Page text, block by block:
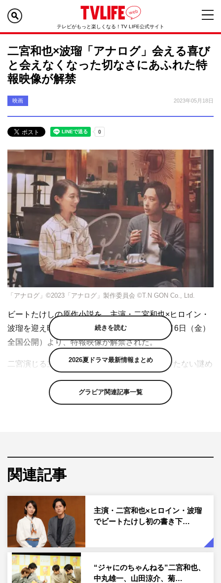
テレビがもっと楽しくなる！TV LIFE公式サイト
二宮和也×波瑠「アナログ」会える喜び
と会えなくなった切なさにあふれた特
報映像が解禁
映画 2023年05月18日
「アナログ」©︎2023「アナログ」製作委員会 ©︎T.N GON Co., Ltd.
ビートたけしの原作小説を、主演・二宮和也×ヒロイン・
波瑠を迎え映像化する映画「アナログ」（10月6日（金）
全国公開）より、特報映像が解禁された。
二宮演じる主人公の悟と、波瑠演じる携帯を持たない謎め
った一つの大切な約束。「毎週木曜日に、この場所で会い
ましょう」。携帯電話で気軽に連絡が取れる現代に、あえ
2人の恋愛を通じて描かれ、コロナ禍を経た今だからこそ
あらためて気づかされる、いつの時代も変わらない愛の原
点＝“好きな人にただ会える喜び”を描いた、懐かしくて新
しいラブストーリー。二宮と波瑠は本作が初共演となる。
そんな本作より、このたび特報映像が解禁となった。喫茶
店「ピアノ」で偶然出会った悟とみゆき。ぎこちなく自己
紹介をしあうせりふと共に、デザイン会社に勤める悟の姿
と、小さな商社で働くみゆきの姿が映し出されていく。初
めて2人で食事をした帰り道、悟が「また、会えたりしま
続きを読む
2026夏ドラマ最新情報まとめ
グラビア関連記事一覧
関連記事
主演・二宮和也×ヒロイン・波瑠
でビートたけし初の書き下…
“ジャにのちゃんねる”二宮和也、
中丸雄一、山田涼介、菊…